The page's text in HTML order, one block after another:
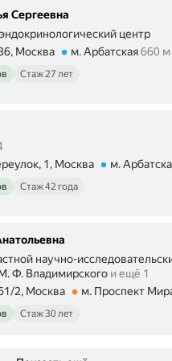
Сергеевна
центр
Москва
Расстояние 660 м
м. Арбатская 660 м
Стаж 27 лет
1, Москва
Расстояние 840 м
м.
Стаж 42 года
научно-
Ф. Владимирского и ещё 1
2, Москва
Мира Расстояние 690 м
м. Проспект
Стаж 30 лет